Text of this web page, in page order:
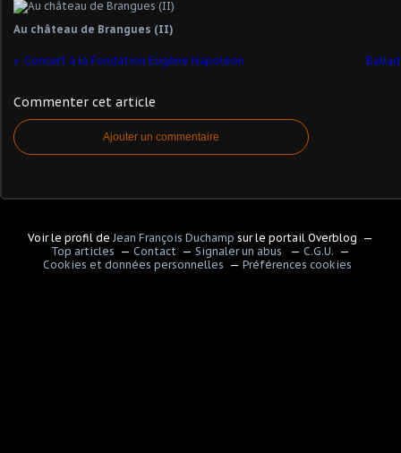
Au château de Brangues (II)
Concert à la Fondation Eugène Napoléon
Commenter cet article
Ajouter un commentaire
Voir le profil de Jean François Duchamp sur le portail Overblog
Top articles
Contact Signaler un abus
C.G.U.
Cookies et données personnelles
Préférences cookies